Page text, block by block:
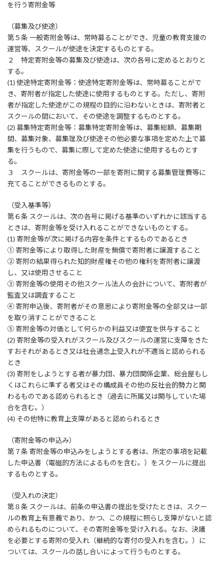
を行う寄附金等
（募集及び使途）
第５条 一般寄附金等は、常時募ることができ、児童の教育支援の
運営等、スクールが使途を決定するものとする。
２ 特定寄附金等の募集及び使途は、次の各号に定めるとおりと
する。
(1) 使途特定寄附金等：使途特定寄附金等は、常時募ることがで
き、寄附者が指定した使途に使用するものとする。ただし、寄附
者が指定した使途がこの規程の目的に沿わないときは、寄附者と
スクールの間において、その使途を調整するものとする。
(2) 募集特定寄附金等：募集特定寄附金等は、募集総額、募集期
間、募集対象、募集理及び使途その他必要な事項を定めた上で募
集を行うもので、募集に際して定めた使途に使用するものとす
る。
３ スクールは、寄附金等の一部を寄附に関する募集管理費等に
充てることができるものとする。
（受入基準等）
第６条 スクールは、次の各号に掲げる基準のいずれかに該当する
ときは、寄附金等を受け入れることができないものとする。
(1) 寄附金等が次に掲げる内容を条件とするものであるとき
① 寄附金等により取得した財産を無償で寄附者に譲渡すること
② 寄附の結果得られた知的財産権その他の権利を寄附者に譲渡
し、又は使用させること
③ 寄附金等の使用その他スクール法人の会計について、寄附者が
監査又は調査すること
④ 寄附申込後、寄附者がその意思により寄附金等の全部又は一部
を取り消すことができること
⑤ 寄附金等の対価として何らかの利益又は便宜を供与すること
(2) 寄附金等の受入れがスクール及びスクールの運営に支障をきた
すおそれがあるとき又は社会通念上受入れが不適当と認められる
とき
(3) 寄附をしようとする者が暴力団、暴力団関係企業、総会屋もし
くはこれらに準ずる者又はその構成員その他の反社会的勢力と関
わるものである認められるとき（過去に所属又は関与していた場
合を含む。）
(4) その他特に教育上支障があると認められるとき
（寄附金等の申込み）
第７条 寄附金等の申込みをしようとする者は、所定の事項を記載
した申込書（電磁的方法によるものを含む。）をスクールに提出
するものとする。
（受入れの決定）
第８条 スクールは、前条の申込書の提出を受けたときは、スクー
ルの教育上有意義であり、かつ、この規程に照らし支障がないと認
められるものについて、その寄附金等を受け入れる。なお、決議
を必要とする寄附の受入れ（継続的な寄付の受入れを含む。）に
ついては、スクールの話し合いによって行うものとする。